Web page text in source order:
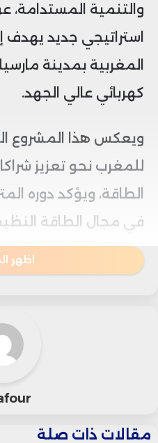
والتنمية
استراتيجي جديد يهدف
المغربية بمدينة
كهربائي عالي الجهد.
ويعكس هذا المشروع
للمغرب نحو تعزيز
الطاقة، ويؤكد دوره
في مجال الطاقة
الإقليمي.
الوزيرة في القمة
انعقدت في لندن، حيث
في مجال الطاقة
اظهر
مقالات ذات صلة